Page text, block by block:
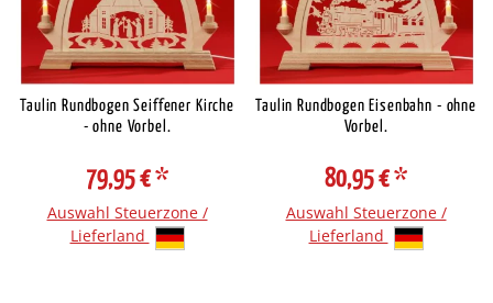
Taulin Rundbogen Seiffener Kirche
- ohne Vorbel.
79,95 €*
Auswahl Steuerzone /
Lieferland
Taulin Rundbogen Eisenbahn - ohne
Vorbel.
80,95 €*
Auswahl Steuerzone /
Lieferland